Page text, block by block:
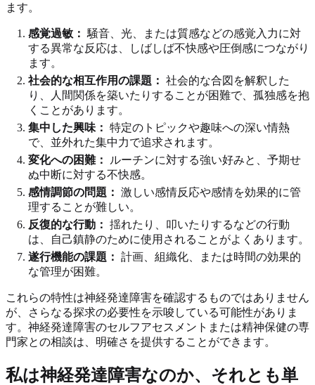
ます。
感覚過敏： 騒音、光、または質感などの感覚入力に対
する異常な反応は、しばしば不快感や圧倒感につながり
ます。
社会的な相互作用の課題： 社会的な合図を解釈した
り、人間関係を築いたりすることが困難で、孤独感を抱
くことがあります。
集中した興味： 特定のトピックや趣味への深い情熱
で、並外れた集中力で追求されます。
変化への困難：
ルーチンに対する強い好みと、予期せ
ぬ中断に対する不快感。
感情調節の問題： 激しい感情反応や感情を効果的に管
理することが難しい。
反復的な行動： 揺れたり、叩いたりするなどの行動
は、自己鎮静のために使用されることがよくあります。
遂行機能の課題： 計画、組織化、または時間の効果的
な管理が困難。
これらの特性は神経発達障害を確認するものではありません
が、さらなる探求の必要性を示唆している可能性がありま
す。神経発達障害のセルフアセスメントまたは精神保健の専
門家との相談は、明確さを提供することができます。
私は神経発達障害なのか、それとも単